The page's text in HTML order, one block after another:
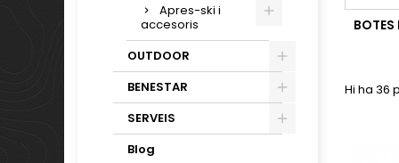
Apres-ski i
accesoris
OUTDOOR
BENESTAR
SERVEIS
Blog
BOTES
Hi ha 36